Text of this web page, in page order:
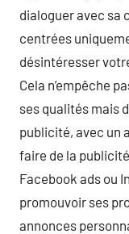
dialoguer avec sa
centrées
désintéresser
Cela n’empêche
ses qualités mais
publicité, avec un
faire de la
Facebook ads ou
promouvoir ses
annonces